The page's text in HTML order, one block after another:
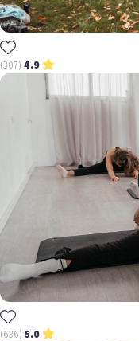
4.9
(307)
5.0
(636)